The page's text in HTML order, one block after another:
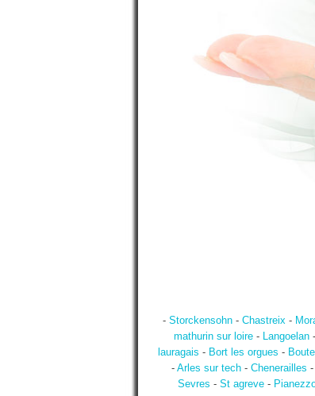
- Storckensohn - Chastreix -
mathurin sur loire - Langoelan -
lauragais - Bort les orgues -
- Arles sur tech- Chenerailles -
Sevres - St agreve -